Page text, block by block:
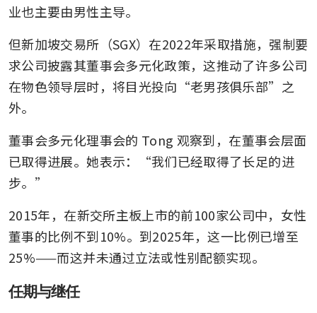
业也主要由男性主导。
但新加坡交易所（SGX）在2022年采取措施，强制要
求公司披露其董事会多元化政策，这推动了许多公司
在物色领导层时，将目光投向“老男孩俱乐部”之
外。
董事会多元化理事会的 Tong 观察到，在董事会层面
已取得进展。她表示：“我们已经取得了长足的进
步。”
2015年，在新交所主板上市的前100家公司中，女性
董事的比例不到10%。到2025年，这一比例已增至
25%——而这并未通过立法或性别配额实现。
任期与继任